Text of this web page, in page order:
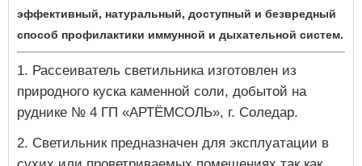
эффективный, натуральный, доступный и безвредный
способ профилактики иммунной и дыхательной систем.
Рассеиватель светильника изготовлен из
природного куска каменной соли, добытой на
руднике № 4 ГП «АРТЁМСОЛЬ», г. Соледар.
Светильник предназначен для эксплуатации в